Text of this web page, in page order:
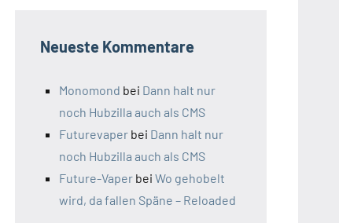
Neueste Kommentare
Monomond bei Dann halt nur
noch Hubzilla auch als CMS
Futurevaper bei Dann halt nur
noch Hubzilla auch als CMS
Future-Vaper bei Wo gehobelt
wird, da fallen Späne – Reloaded